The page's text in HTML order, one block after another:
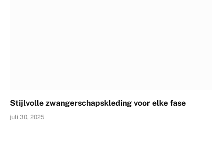
Stijlvolle zwangerschapskleding voor elke fase
juli 30, 2025